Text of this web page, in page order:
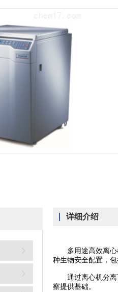
详细介绍
多用途高效离心机
种生物安全配置，
通过离心机分离可
察提供基础。